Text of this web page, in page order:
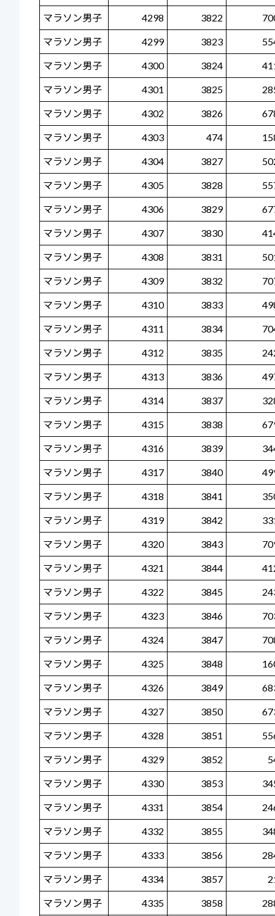
マラソン男子 4298 3822
マラソン男子 4299 3823
マラソン男子 4300 3824
マラソン男子 4301 3825
マラソン男子 4302 3826
マラソン男子 4303 474
マラソン男子 4304 3827
マラソン男子 4305 3828
マラソン男子 4306 3829
マラソン男子 4307 3830
マラソン男子 4308 3831
マラソン男子 4309 3832
マラソン男子 4310 3833
マラソン男子 4311 3834
マラソン男子 4312 3835
マラソン男子 4313 3836
マラソン男子 4314 3837
マラソン男子 4315 3838
マラソン男子 4316 3839
マラソン男子 4317 3840
マラソン男子 4318 3841
マラソン男子 4319 3842
マラソン男子 4320 3843
マラソン男子 4321 3844
マラソン男子 4322 3845
マラソン男子 4323 3846
マラソン男子 4324 3847
マラソン男子 4325 3848
マラソン男子 4326 3849
マラソン男子 4327 3850
マラソン男子 4328 3851
マラソン男子 4329 3852
マラソン男子 4330 3853
マラソン男子 4331 3854
マラソン男子 4332 3855
マラソン男子 4333 3856
マラソン男子 4334 3857
マラソン男子 4335 3858